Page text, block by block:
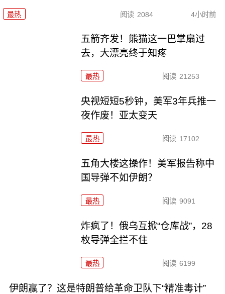
最热 阅读 2084 4小时前
五箭齐发！熊猫这一巴掌扇过
去，大漂亮终于知疼
最热 阅读 21253
央视短短5秒钟，美军3年兵推一
夜作废！亚太变天
最热 阅读 17102
五角大楼这操作！美军报告称中
国导弹不如伊朗？
最热 阅读 9091
炸疯了！俄乌互掀“仓库战”，28
枚导弹全拦不住
最热 阅读 6199
伊朗赢了？这是特朗普给革命卫队下“精准毒计”